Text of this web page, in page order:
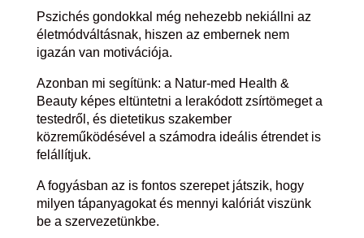
Pszichés gondokkal még nehezebb nekiállni az
életmódváltásnak, hiszen az embernek nem
igazán van motivációja.
Azonban mi segítünk: a Natur-med Health &
Beauty képes eltüntetni a lerakódott zsírtömeget a
testedről, és dietetikus szakember
közreműködésével a számodra ideális étrendet is
felállítjuk.
A fogyásban az is fontos szerepet játszik, hogy
milyen tápanyagokat és mennyi kalóriát viszünk
be a szervezetünkbe.